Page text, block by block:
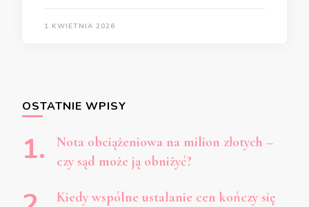
1 KWIETNIA 2026
OSTATNIE WPISY
Nota obciążeniowa na milion złotych –
czy sąd może ją obniżyć?
Kiedy wspólne ustalanie cen kończy się